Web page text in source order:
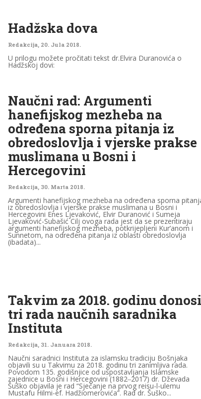
Hadžska dova
Redakcija 20. Jula 2018.
U prilogu možete pročitati tekst dr.Elvira Duranovića o
Hadžskoj dovi:
Naučni rad: Argumenti
hanefijskog mezheba na
određena sporna pitanja iz
obredoslovlja i vjerske prakse
muslimana u Bosni i
Hercegovini
Redakcija 30. Marta 2018.
Argumenti hanefijskog mezheba na određena sporna
iz obredoslovlja i vjerske prakse muslimana u Bosni i
Hercegovini Enes Ljevaković, Elvir Duranović i Sumeja
Ljevaković-Subašić Cilj ovoga rada jest da se prezentiraju
argumenti hanefijskog mezheba, potkrijepljeni Kur’anom i
Sunnetom, na određena pitanja iz oblasti obredoslovlja
(ibadata)...
Takvim za 2018. godinu donosi
tri rada naučnih saradnika
Instituta
Redakcija 31. Januara 2018.
Naučni saradnici Instituta za islamsku tradiciju Bošnjaka
objavili su u Takvimu za 2018. godinu tri zanimljiva rada.
Povodom 135. godišnjice od uspostavljanja Islamske
zajednice u Bosni i Hercegovini (1882‒2017) dr. Dževada
Šuško objavila je rad “Sjećanje na prvog reisu-l-ulemu
Mustafu Hilmi-ef. Hadžiomerovića”. Rad dr. Šuško...